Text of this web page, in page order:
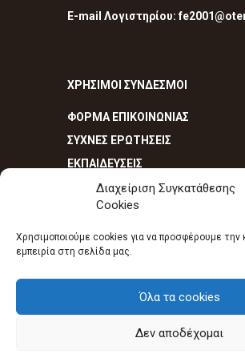
Διαχείριση Συγκατάθεσης
Cookies
Χρησιμοποιούμε cookies για να προσφέρουμε την
εμπειρία στη σελίδα μας.
Όλα τα cookies
Δεν αποδέχομαι
E-mail Λογιστηρίου:
ΧΡΗΣΙΜΟΙ ΣΥΝΔΕΣΜΟΙ
ΦΟΡΜΑ ΕΠΙΚΟΙΝΩΝΙΑΣ
ΣΥΧΝΕΣ ΕΡΩΤΗΣΕΙΣ
ΕΚΠΑΙΔΕΥΣΕΙΣ
Πυροσβεστικά είδη -
Κομοτηνή Ροδόπη Μακεδονία
Πυρασφάλεια - Πυροπροστασία
Πολιτική Cookies-Πολιτική